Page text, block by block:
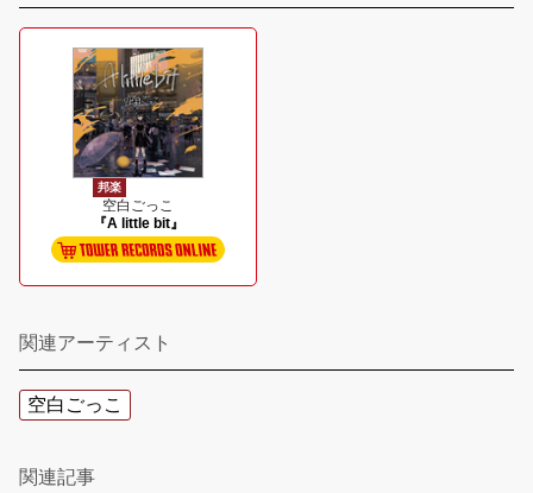
邦楽
空白ごっこ
『A little bit』
関連アーティスト
空白ごっこ
関連記事